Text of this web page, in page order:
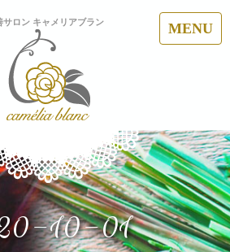
ロン キャメリアブラン MENU
10-01